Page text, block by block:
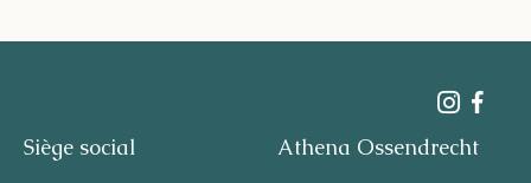
Siège social Athena Ossendrecht